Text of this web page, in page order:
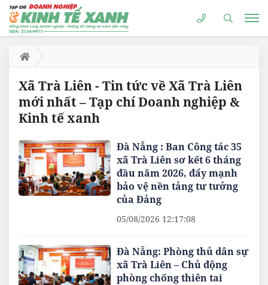
Xã Trà Liên - Tin tức về Xã Trà Liên
mới nhất – Tạp chí Doanh nghiệp &
Kinh tế xanh
Đà Nẵng : Ban Công tác 35
xã Trà Liên sơ kết 6 tháng
đầu năm 2026, đẩy mạnh
bảo vệ nền tảng tư tưởng
của Đảng
05/08/2026 12:17:08
Đà Nẵng: Phòng thủ dân sự
xã Trà Liên – Chủ động
phòng chống thiên tai